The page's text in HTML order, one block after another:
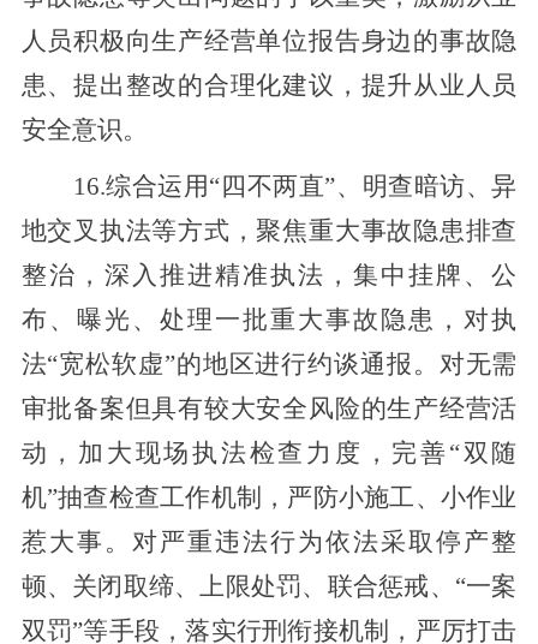
人员积极向生产经营单位报告身边的事故隐
患、提出整改的合理化建议，提升从业人员
安全意识。
16.综合运用“四不两直”、 明查暗访、异
地交叉执法等方式，聚焦重大事故隐患排查
整治，深入推进精准执法，集中挂牌、公
布、曝光、处理一批重大事故隐患，对执
法“宽松软虚”的地区进行约谈通报 。 对无需
审批备案但具有较大安全风险的生产经营活
动，加大现场执法检查力度，完善“双随
机”抽查检查工作机制，严防小施工、小作业
惹大事。对严重违法行为依法采取停产整
顿、关闭取缔、上限处罚、联合惩戒、“一案
双罚”等手段，落实行刑衔接机制，严厉打击